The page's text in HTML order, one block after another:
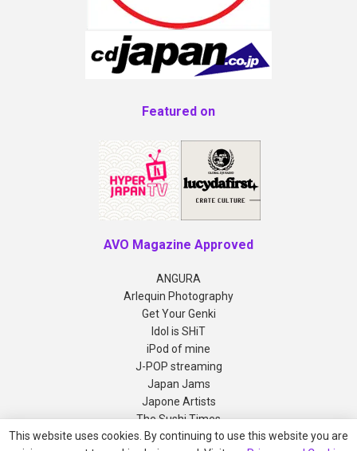
Featured on
AVO Magazine Approved
ANGURA
Arlequin Photography
Get Your Genki
Idol is SHiT
iPod of mine
J-POP streaming
Japan Jams
Japone Artists
The Sushi Times
This website uses cookies. By continuing to use this website you are